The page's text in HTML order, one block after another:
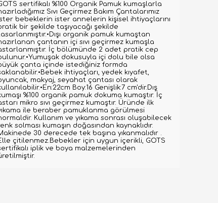
sertifikalı %100 Organik Pamuk kumaşlarla
Sıvı Geçirmez Bakım Çantalarımız
bebeklerin ister annelerin kişisel ihtiyaçlarını
bir şekilde taşıyacağı şekilde
organik pamuk kumaştan
çantanın içi sıvı geçirmez kumaşla
İç bölümünde 2 adet pratik cep
dokusuyla içi dolu bile olsa
çanta içinde istediğiniz formda
ihtiyaçları, yedek kıyafet,
makyaj, seyahat çantası olarak
Boy:16 Genişlik:7 cm'dir.Dış
%100 organik pamuk dokuma kumaştır. İç
mikro sıvı geçirmez kumaştır. Üründe ilk
ile beraber pamuklanma görülmesi
Kullanım ve yıkama sonrası oluşabilecek
solması kumaşın doğasından kaynaklıdır.
30 derecede tek başına yıkanmalıdır .
çitilenmez.Bebekler için uygun içerikli, GOTS
iplik ve boya malzemelerinden